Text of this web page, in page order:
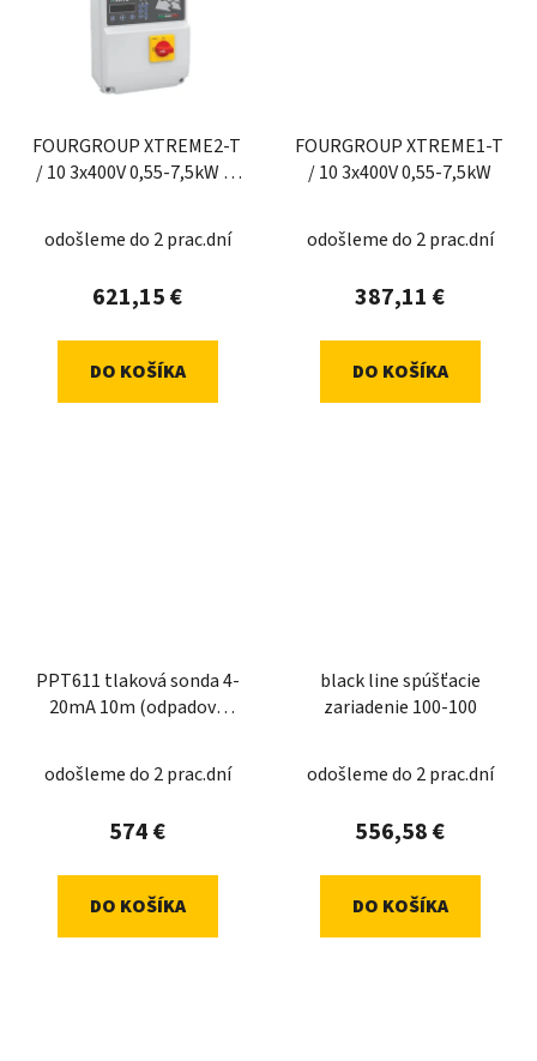
FOURGROUP XTREME2-T
/ 10 3x400V 0,55-7,5kW 2-
odošleme do 2 prac.dní
621,15 €
DO KOŠÍKA
FOURGROUP XTREME1-T
/ 10 3x400V 0,55-7,5kW
odošleme do 2 prac.dní
387,11 €
DO KOŠÍKA
PPT611 tlaková sonda 4-
20mA 10m (odpadová
odošleme do 2 prac.dní
574 €
DO KOŠÍKA
black line spúšťacie
zariadenie 100-100
odošleme do 2 prac.dní
556,58 €
DO KOŠÍKA